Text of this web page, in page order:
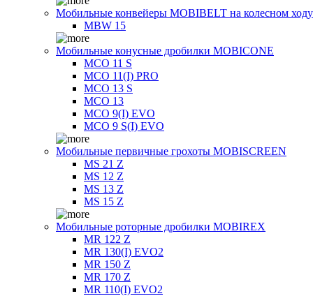
Мобильные конвейеры MOBIBELT на колесном ходу
MBW 15
Мобильные конусные дробилки MOBICONE
MCO 11 S
MCO 11(I) PRO
MCO 13 S
MCO 13
MCO 9(I) EVO
MCO 9 S(I) EVO
Мобильные первичные грохоты MOBISCREEN
MS 21 Z
MS 12 Z
MS 13 Z
MS 15 Z
Мобильные роторные дробилки MOBIREX
MR 122 Z
MR 130(I) EVO2
MR 150 Z
MR 170 Z
MR 110(I) EVO2